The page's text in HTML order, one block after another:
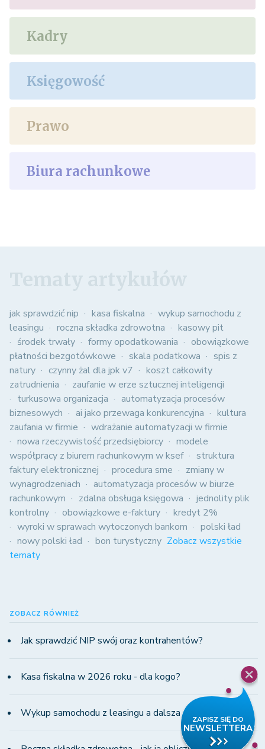
Kadry
Księgowość
Prawo
Biura rachunkowe
jak sprawdzić nip kasa fiskalna
wykup samochodu z
leasingu
roczna składka zdrowotna
kasowy pit
środek trwały
formy opodatkowania
obowiązkowe
płatności bezgotówkowe
skala podatkowa
spis z
natury
czynny żal dla jpk v7
koszt całkowity
zatrudnienia
zaufanie w erze sztucznej inteligencji
turkusowa organizacja
automatyzacja procesów
biznesowych
ai jako przewaga konkurencyjna
kultura
zaufania w firmie
wdrażanie automatyzacji w firmie
nowa rzeczywistość przedsiębiorcy
modele
współpracy z biurem rachunkowym w ksef
struktura
faktury elektronicznej
procedura sme
zmiany w
wynagrodzeniach
automatyzacja procesów w biurze
rachunkowym
zdalna obsługa księgowa
jednolity plik
kontrolny
obowiązkowe e-faktury
kredyt 2%
wyroki w sprawach wytoczonych bankom
polski ład
nowy polski ład
bon turystyczny Zobacz wszystkie
tematy
ZOBACZ RÓWNIEŻ
Jak sprawdzić NIP swój oraz kontrahentów?
Kasa fiskalna w 2026 roku - dla kogo?
Wykup samochodu z leasingu a dalsza odsprzedaż